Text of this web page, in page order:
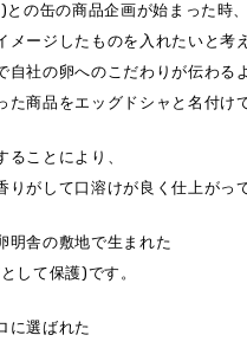
の缶の商品企画が始まった時、
ージしたものを入れたいと考え
社の卵へのこだわりが伝わる
商品をエッグドシャと名付け
ことにより、
がして口溶けが良く仕上がっ
明舎の敷地で生まれた
して保護)です。
に選ばれた